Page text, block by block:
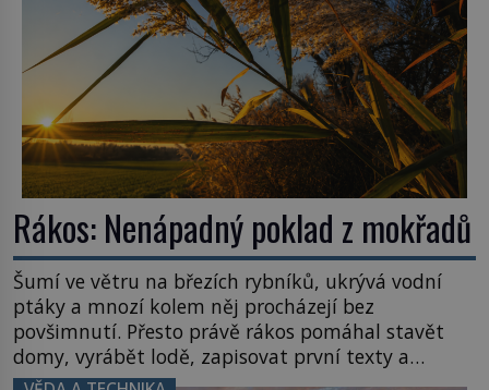
Rákos: Nenápadný poklad z mokřadů
Šumí ve větru na březích rybníků, ukrývá vodní
ptáky a mnozí kolem něj procházejí bez
povšimnutí. Přesto právě rákos pomáhal stavět
domy, vyrábět lodě, zapisovat první texty a
inspiroval řadu pověstí. Tato skromná, ale